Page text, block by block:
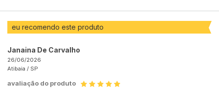
eu recomendo este produto
Janaina De Carvalho
26/06/2026
Atibaia / SP
avaliação do produto